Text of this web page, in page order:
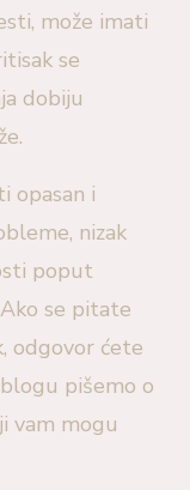
može imati
se
dobiju
opasan i
nizak
poput
se pitate
odgovor ćete
pišemo o
vam mogu